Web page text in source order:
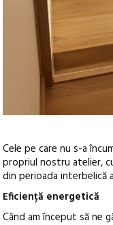
Cele pe care nu s-a
propriul nostru atelier,
din perioada interbelică
Eficiență energetică
Când am început să ne